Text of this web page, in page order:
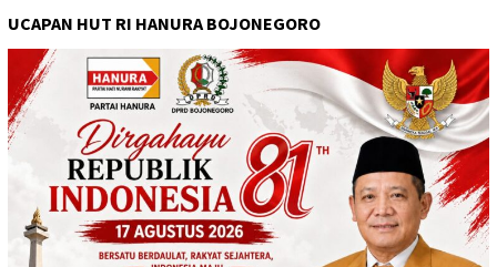
UCAPAN HUT RI HANURA BOJONEGORO